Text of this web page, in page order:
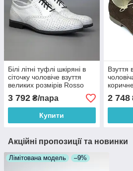
Білі літні туфлі шкіряні в
сіточку чоловіче взуття
великих розмірів Rosso
Avangard BS Romano
White Perf
3 792 ₴/пара
Купити
Взуття
Rosso
2 748
Акційні пропозиції та новинки
Лімітована модель –9%